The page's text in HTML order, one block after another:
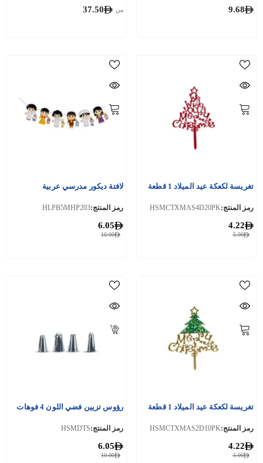
9.68 من 37.50
تغريسة لكعكة عيد الميلاد 1 قطعة
رمز المنتج:HSMCTXMAS4D20PK
5.00
4.22
لافتة ديكور مدرسي عربية
رمز المنتج:HLPB5MHP203
10.00
6.05
تغريسة لكعكة عيد الميلاد 1 قطعة
رمز المنتج:HSMCTXMAS2D10PK
5.00
4.22
رؤوس تزيين فضي اللون 4 فوهات
رمز المنتج:HSMDTS
10.00
6.05